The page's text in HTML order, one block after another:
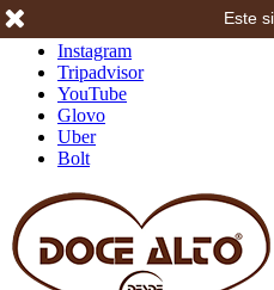
Instagram
Tripadvisor
YouTube
Glovo
Uber
Bolt
Este